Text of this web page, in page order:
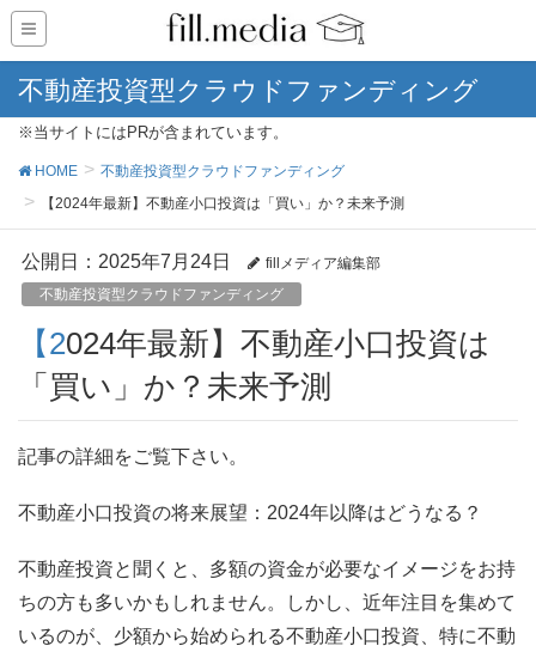
不動産投資型クラウドファンディング
※当サイトにはPRが含まれています。
HOME
不動産投資型クラウドファンディング
【2024年最新】不動産小口投資は「買い」か？未来予測
公開日： 2025年7月24日
fillメディア編集部
不動産投資型クラウドファンディング
【2024年最新】不動産小口投資は
「買い」か？未来予測
記事の詳細をご覧下さい。
不動産小口投資の将来展望：2024年以降はどうなる？
不動産投資と聞くと、多額の資金が必要なイメージをお持
ちの方も多いかもしれません。しかし、近年注目を集めて
いるのが、少額から始められる不動産小口投資、特に不動